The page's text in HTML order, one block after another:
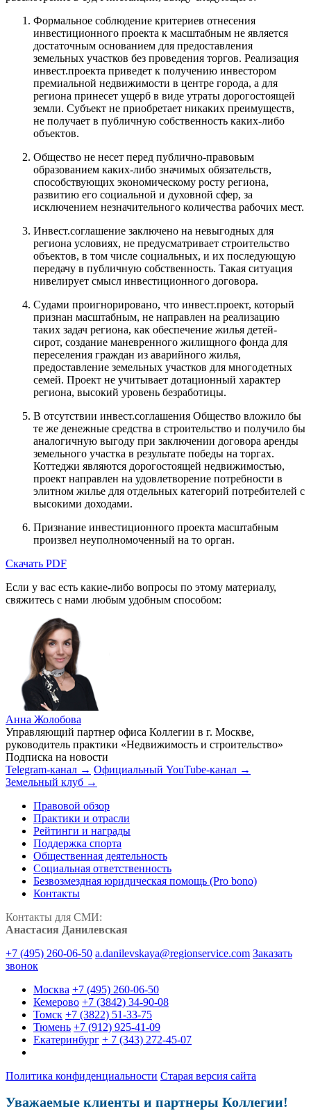
Формальное соблюдение критериев отнесения
инвестиционного проекта к масштабным не является
достаточным основанием для предоставления
земельных участков без проведения торгов. Реализация
инвест.проекта приведет к получению инвестором
премиальной недвижимости в центре города, а для
региона принесет ущерб в виде утраты дорогостоящей
земли. Субъект не приобретает никаких преимуществ,
не получает в публичную собственность каких-либо
объектов.
Общество не несет перед публично-правовым
образованием каких-либо значимых обязательств,
способствующих экономическому росту региона,
развитию его социальной и духовной сфер, за
исключением незначительного количества рабочих мест.
Инвест.соглашение заключено на невыгодных для
региона условиях, не предусматривает строительство
объектов, в том числе социальных, и их последующую
передачу в публичную собственность. Такая ситуация
нивелирует смысл инвестиционного договора.
Судами проигнорировано, что инвест.проект, который
признан масштабным, не направлен на реализацию
таких задач региона, как обеспечение жилья детей-
сирот, создание маневренного жилищного фонда для
переселения граждан из аварийного жилья,
предоставление земельных участков для многодетных
семей. Проект не учитывает дотационный характер
региона, высокий уровень безработицы.
В отсутствии инвест.соглашения Общество вложило бы
те же денежные средства в строительство и получило бы
аналогичную выгоду при заключении договора аренды
земельного участка в результате победы на торгах.
Коттеджи являются дорогостоящей недвижимостью,
проект направлен на удовлетворение потребности в
элитном жилье для отдельных категорий потребителей с
высокими доходами.
Признание инвестиционного проекта масштабным
произвел неуполномоченный на то орган.
Скачать PDF
Если у вас есть какие-либо вопросы по этому материалу,
свяжитесь с нами любым удобным способом:
Анна Жолобова
Управляющий партнер офиса Коллегии в г. Москве,
руководитель практики «Недвижимость и строительство»
Подписка на новости
Telegram-канал → Официальный YouTube-канал →
Земельный клуб →
Правовой обзор
Практики и отрасли
Рейтинги и награды
Поддержка спорта
Общественная деятельность
Социальная ответственность
Безвозмездная юридическая помощь (Pro bono)
Контакты
Контакты для СМИ:
Анастасия Данилевская
+7 (495) 260-06-50 a.danilevskaya@regionservice.com Заказать
звонок
Москва +7 (495) 260-06-50
Кемерово +7 (3842) 34-90-08
Томск +7 (3822) 51-33-75
Тюмень +7 (912) 925-41-09
Екатеринбург + 7 (343) 272-45-07
Политика конфиденциальности Старая версия сайта
Уважаемые клиенты и партнеры Коллегии!